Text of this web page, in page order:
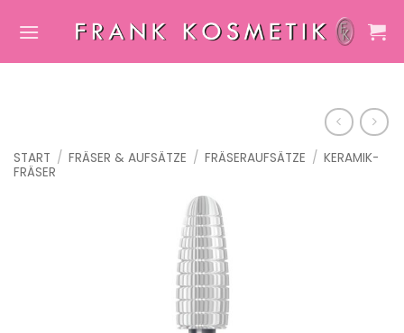
Inhalt
START / FRÄSER & AUFSÄTZE / FRÄSERAUFSÄTZE / KERAMIK-
FRÄSER